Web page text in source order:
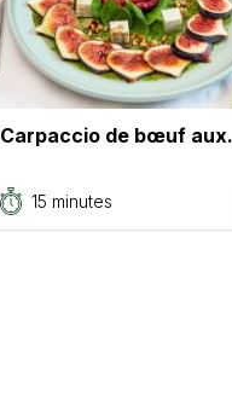
Carpaccio de bœuf
15 minutes